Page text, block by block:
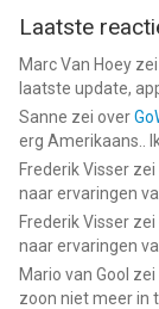
Laatste
Marc Van Hoey
laatste update,
Sanne zei over
erg Amerikaans..
Frederik Visser zei
naar ervaringen
Frederik Visser zei
naar ervaringen
Mario van Gool zei
zoon niet meer in